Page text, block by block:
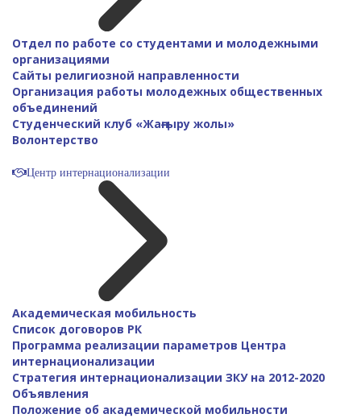
Отдел по работе со студентами и молодежными
организациями
Сайты религиозной направленности
Организация работы молодежных общественных
объединений
Студенческий клуб «Жаңғыру жолы»
Волонтерство
Центр интернационализации
Академическая мобильность
Список договоров РК
Программа реализации параметров Центра
интернационализации
Стратегия интернационализации ЗКУ на 2012-2020
Объявления
Положение об академической мобильности